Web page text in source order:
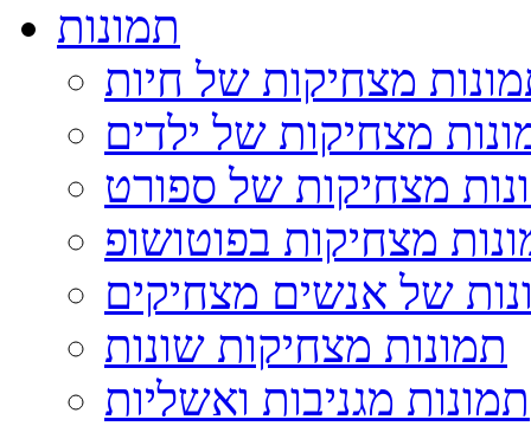
תמונות
מצחיקות של חיות
מצחיקות של ילדים
מצחיקות של ספורט
מצחיקות בפוטושופ
של אנשים מצחיקים
תמונות מצחיקות שונות
תמונות מגניבות ואשליות